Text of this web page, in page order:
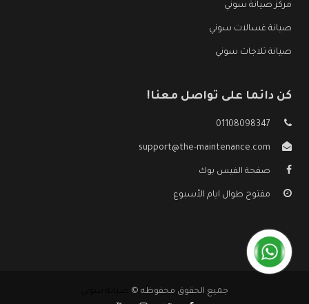
مركز صيانة سوني
صيانة غسالات سوني
صيانة ثلاجات سوني
كن دائما على تواصل معنا!
01108098347
support@the-maintenance.com
صفحة الفيس بوك
مفتوح طوال ايام الأسبوع
جميع الحقوق محفوظه ©